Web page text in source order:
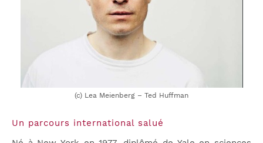
(c) Lea Meienberg – Ted Huffman
Un parcours international salué